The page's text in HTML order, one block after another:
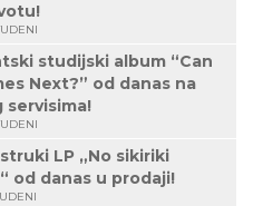
studijski album “Can
Next?” od danas na
servisima!
LP „No sikiriki
od danas u prodaji!